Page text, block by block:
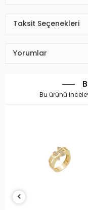
Taksit Seçenekleri
Yorumlar
Bu ürünü